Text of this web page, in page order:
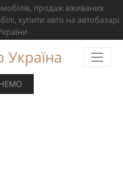
продаж вживаних
купити авто на автобазарі
Україна